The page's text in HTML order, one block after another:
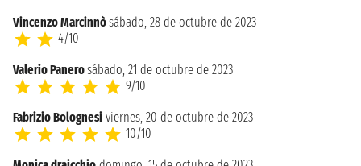
Vincenzo Marcinnòsábado, 28 de octubre de 2023
4/10
Valerio Panerosábado, 21 de octubre de 2023
9/10
Fabrizio Bolognesi viernes, 20 de octubre de 2023
10/10